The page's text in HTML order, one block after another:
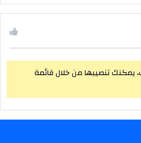
يمكنك تنصيبها من خلال قائمة